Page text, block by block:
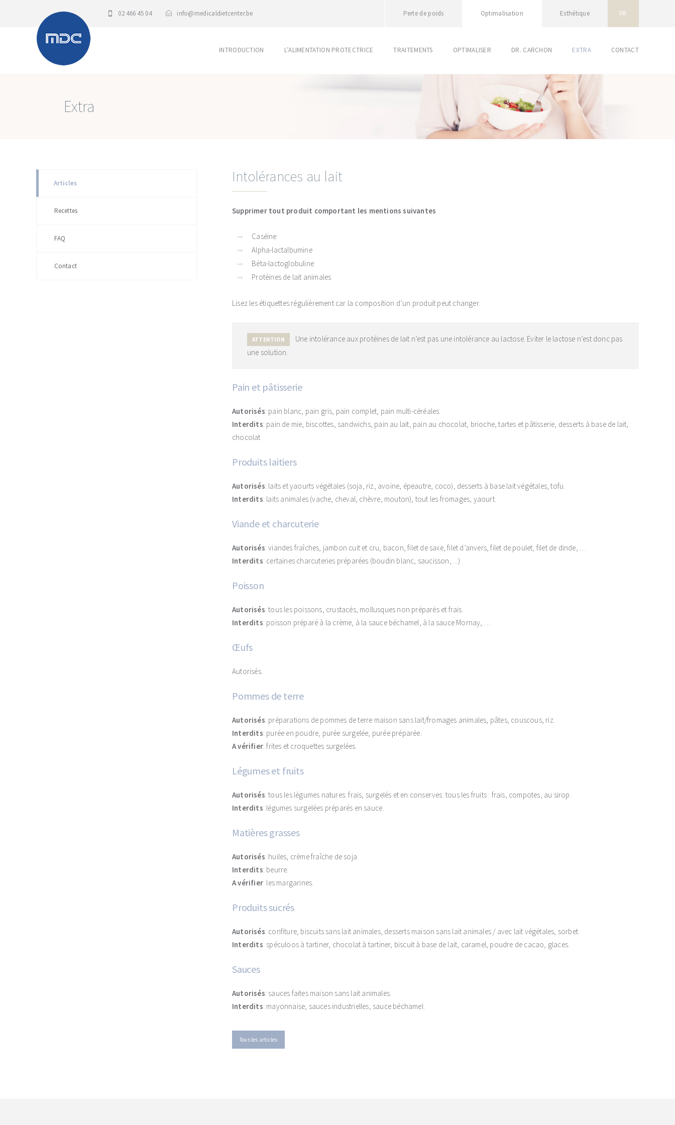
02 466 45 04 info@medicaldietcenter.be Perte de poids Optimalisation Esthétique FR
INTRODUCTION L’ALIMENTATION PROTECTRICE TRAITEMENTS OPTIMALISER DR. CARCHON EXTRA CONTACT
Extra
Articles
Recettes
FAQ
Contact
Intolérances au lait
Supprimer tout produit comportant les mentions suivantes
Caséine
Alpha-lactalbumine
Béta-lactoglobuline
Protéines de lait animales
Lisez les étiquettes régulièrement car la composition d’un produit peut changer.
ATTENTION
Une intolérance aux protéines de lait n’est pas une intolérance au lactose. Eviter le lactose n’est donc pas
une solution.
Pain et pâtisserie
Autorisés: pain blanc, pain gris, pain complet, pain multi-céréales.
Interdits: pain de mie, biscottes, sandwichs, pain au lait, pain au chocolat, brioche, tartes et pâtisserie, desserts à base de lait,
chocolat
Produits laitiers
Autorisés: laits et yaourts végétales (soja, riz, avoine, épeautre, coco), desserts à base lait végétales, tofu.
Interdits: laits animales (vache, cheval, chèvre, mouton), tout les fromages, yaourt.
Viande et charcuterie
Autorisés: viandes fraîches, jambon cuit et cru, bacon, filet de saxe, filet d’anvers, filet de poulet, filet de dinde, …
Interdits: certaines charcuteries préparées (boudin blanc, saucisson, ...)
Poisson
Autorisés: tous les poissons, crustacés, mollusques non préparés et frais.
Interdits: poisson préparé à la crème, à la sauce béchamel, à la sauce Mornay, …
Œufs
Autorisés.
Pommes de terre
Autorisés: préparations de pommes de terre maison sans lait/fromages animales, pâtes, couscous, riz.
Interdits: purée en poudre, purée surgelée, purée préparée.
A vérifier: frites et croquettes surgelées.
Légumes et fruits
Autorisés: tous les légumes natures: frais, surgelés et en conserves: tous les fruits : frais, compotes, au sirop.
Interdits: légumes surgelées préparés en sauce.
Matières grasses
Autorisés: huiles, crème fraîche de soja.
Interdits: beurre.
A vérifier: les margarines.
Produits sucrés
Autorisés: confiture, biscuits sans lait animales, desserts maison sans lait animales / avec lait végétales, sorbet.
Interdits: spéculoos à tartiner, chocolat à tartiner, biscuit à base de lait, caramel, poudre de cacao, glaces.
Sauces
Autorisés: sauces faites maison sans lait animales.
Interdits: mayonnaise, sauces industrielles, sauce béchamel.
Tous les articles